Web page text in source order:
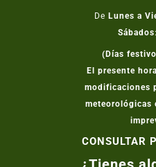
De Lunes a
Sábados
(Días
El presente
modificaciones
meteorológicas
CONSULTAR